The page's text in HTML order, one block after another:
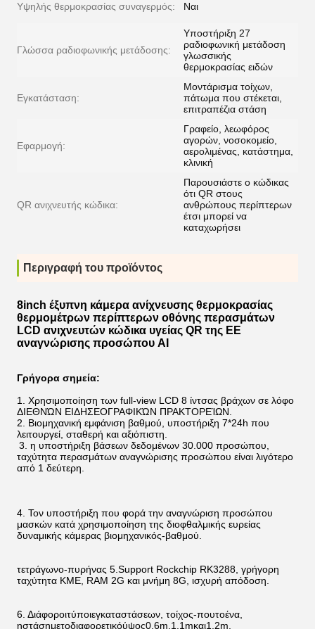
Υψηλής θερμοκρασίας συναγερμός: Ναι
Γλώσσα ραδιοφωνικής μετάδοσης:
Υποστήριξη 27
ραδιοφωνική μετάδοση
γλωσσικής
θερμοκρασίας ειδών
Εγκατάσταση:
Μοντάρισμα τοίχων,
πάτωμα που στέκεται,
επιτραπέζια στάση
Εφαρμογή:
Γραφείο, λεωφόρος
αγορών, νοσοκομείο,
αερολιμένας, κατάστημα,
κλινική
QR ανιχνευτής κώδικα:
Παρουσιάστε ο κώδικας
ότι QR στους
ανθρώπους περίπτερων
έτσι μπορεί να
καταχωρήσει
Περιγραφή του προϊόντος
8inch έξυπνη κάμερα ανίχνευσης θερμοκρασίας
θερμομέτρων περίπτερων οθόνης περασμάτων
LCD ανιχνευτών κώδικα υγείας QR της ΕΕ
αναγνώρισης προσώπου AI
Γρήγορα σημεία:
1. Χρησιμοποίηση των full-view LCD 8 ίντσας βράχων σε λόφο
ΔΙΕΘΝΏΝ ΕΙΔΗΣΕΟΓΡΑΦΙΚΏΝ ΠΡΑΚΤΟΡΕΊΩΝ.
2. Βιομηχανική εμφάνιση βαθμού, υποστήριξη 7*24h που
λειτουργεί, σταθερή και αξιόπιστη.
3. η υποστήριξη βάσεων δεδομένων 30.000 προσώπου,
ταχύτητα περασμάτων αναγνώρισης προσώπου είναι λιγότερο
από 1 δεύτερη.
4. Τον υποστήριξη που φορά την αναγνώριση προσώπου
μασκών κατά χρησιμοποίηση της διοφθαλμικής ευρείας
δυναμικής κάμερας βιομηχανικός-βαθμού.
τετράγωνο-πυρήνας 5.Support Rockchip RK3288, γρήγορη
ταχύτητα ΚΜΕ, RAM 2G και μνήμη 8G, ισχυρή απόδοση.
6 . Διάφοροιτύποιεγκαταστάσεων, τοίχος-πουτοένα,
ηστάσημετοδιαφορετικόύψος0.6m,1.1mκαι1.2m.